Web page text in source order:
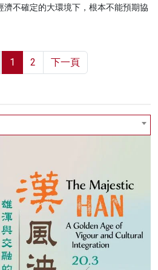
不確定的大環境下，根本不能預期協
1 2 下一頁